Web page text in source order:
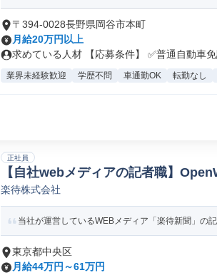
〒394-0028長野県岡谷市本町
月給20万円以上
求めている人材 【応募条件】 ✅普通自動車
業界未経験歓迎 学歴不問 車通勤OK 転勤なし
正社員
【自社webメディアの記者職】
記者/ライター/ジャーナリスト
楽待株式会社
当社が運営しているWEBメディア「楽待新聞」の
東京都中央区
月給44万円～61万円